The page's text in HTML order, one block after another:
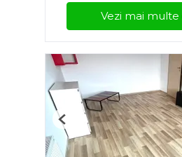
Vezi mai multe
Previous